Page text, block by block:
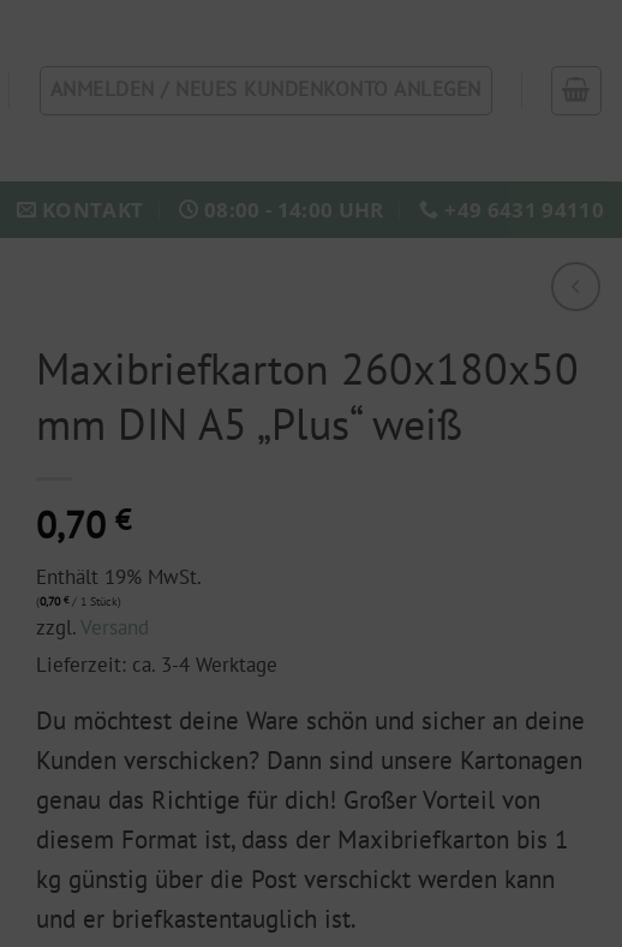
KONTAKT 08:00 - 14:00 UHR +49 6431 94110
Maxibriefkarton 260x180x50
mm DIN A5 „Plus“ weiß
0,70 €
Enthält 19% MwSt.
(0,70 €/ 1 Stück)
zzgl.Versand
Lieferzeit: ca. 3-4 Werktage
Du möchtest deine Ware schön und sicher an deine
Kunden verschicken? Dann sind unsere Kartonagen
genau das Richtige für dich! Großer Vorteil von
diesem Format ist, dass der Maxibriefkarton bis 1
kg günstig über die Post verschickt werden kann
und er briefkastentauglich ist.